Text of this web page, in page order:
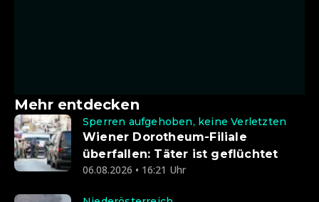
Mehr entdecken
Sperren aufgehoben, keine Verletzten
Wiener Dorotheum-Filiale
überfallen: Täter ist geflüchtet
06.08.2026 • 16:21 Uhr